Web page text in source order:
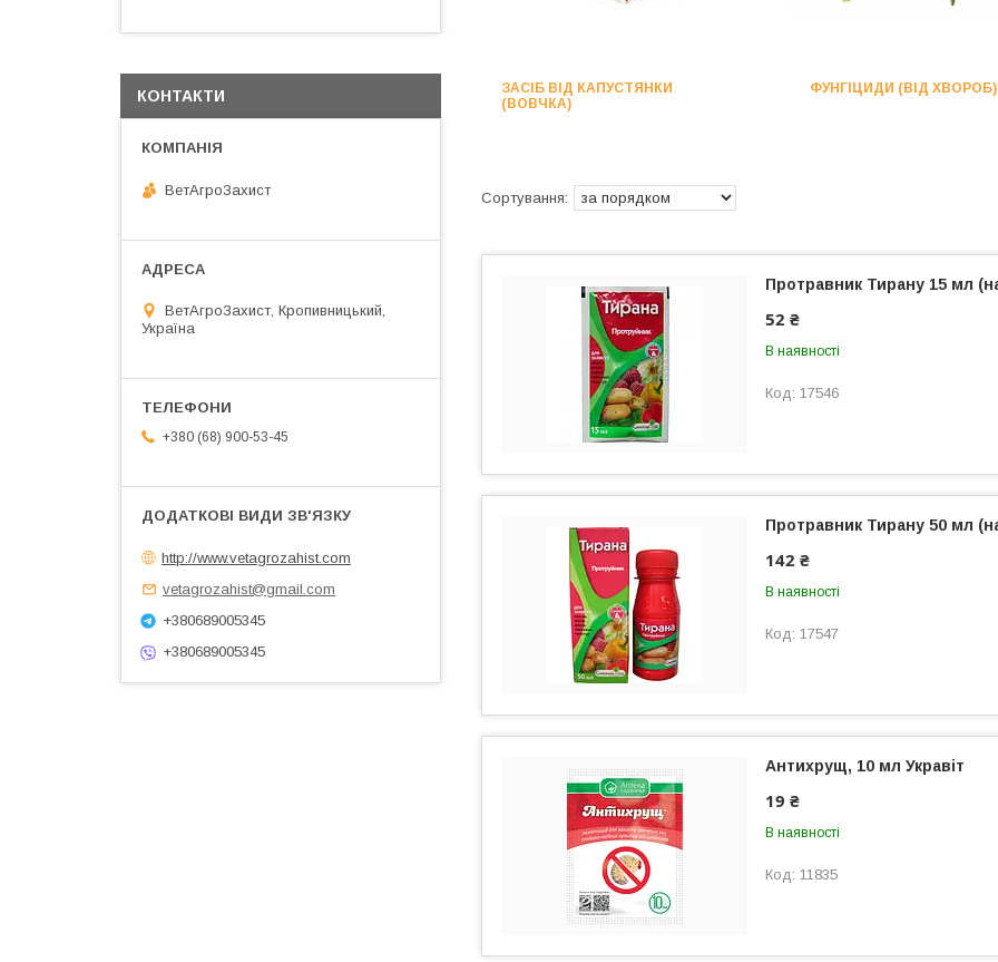
ЗАСІБ ВІД КАПУСТЯНКИ
(ВОВЧКА)
ФУНГІЦИДИ (ВІД ХВОРОБ)
Протравник Тирану 15 мл
52 ₴
В наявності
17546
Протравник Тирану 50 мл
142 ₴
В наявності
17547
Антихрущ, 10 мл Укравіт
19 ₴
В наявності
11835
КОНТАКТИ
ВетАгроЗахист
ВетАгроЗахист, Кропивницький,
Україна
+380 (68) 900-53-45
http://www.vetagrozahist.com
vetagrozahist@gmail.com
+380689005345
+380689005345